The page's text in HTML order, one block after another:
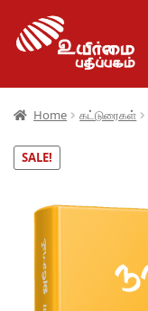
Home கட்டுரைகள்
SALE!